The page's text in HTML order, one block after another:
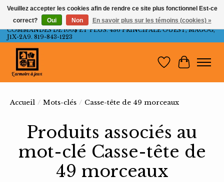
LIVRAISON GRATUITE AU QUÉBEC ET ONTARIO POUR LES
COMMANDES DE 100$ ET PLUS. 436 PRINCIPALE OUEST, MAGOG,
J1X-2A9. 819-843-1223
Liste dePanier
Accueil / Mots-clés / Casse-tête de 49 morceaux
Produits associés au
mot-clé Casse-tête de
49 morceaux
Veuillez accepter les cookies afin de rendre ce site plus fonctionnel Est-ce
correct?
Oui Non En savoir plus sur les témoins (cookies) »